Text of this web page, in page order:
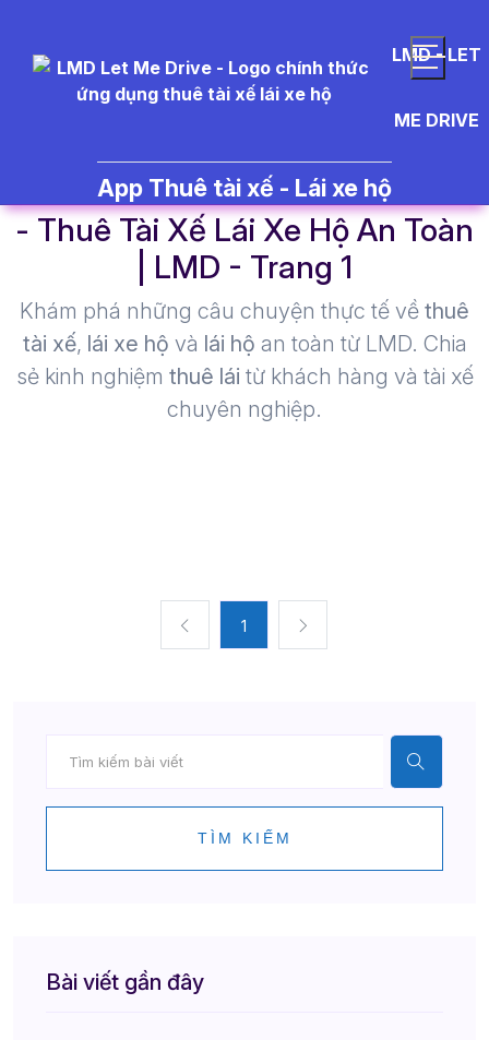
LMD - LET
ME DRIVE
App Thuê tài xế - Lái xe hộ
- Thuê Tài Xế Lái Xe Hộ An Toàn
| LMD - Trang 1​
Khám phá những câu chuyện thực tế về thuê
tài xế, lái xe hộ và lái hộ an toàn từ LMD. Chia
sẻ kinh nghiệm thuê lái từ khách hàng và tài xế
chuyên nghiệp.
1
TÌM KIẾM
Bài viết gần đây